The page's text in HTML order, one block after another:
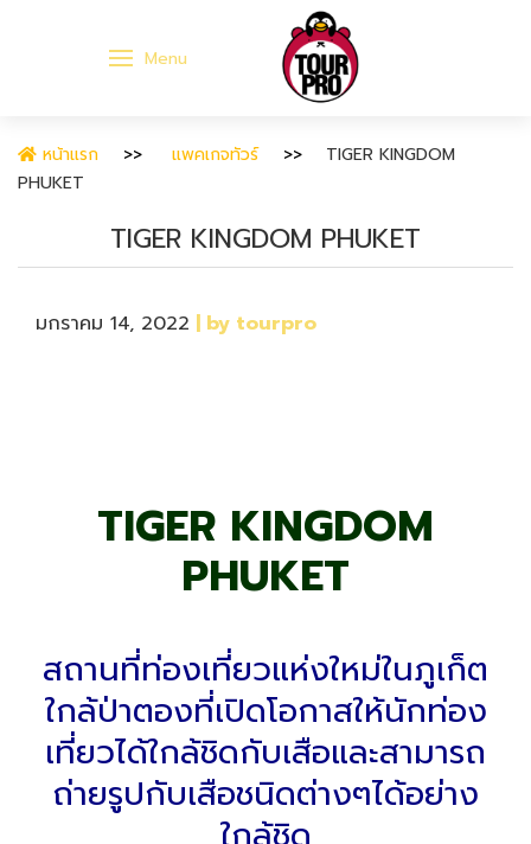
Menu
หน้าแรก แพคเกจทัวร์
TIGER KINGDOM
PHUKET
TIGER KINGDOM PHUKET
มกราคม 14, 2022 | by tourpro
TIGER KINGDOM
PHUKET
สถานที่ท่องเที่ยวแห่งใหม่ในภูเก็ต
ใกล้ป่าตองที่เปิดโอกาสให้นักท่อง
เที่ยวได้ใกล้ชิดกับเสือและสามารถ
ถ่ายรูปกับเสือชนิดต่างๆได้อย่าง